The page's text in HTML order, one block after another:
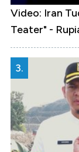
Video: Iran
Teater" -
3.